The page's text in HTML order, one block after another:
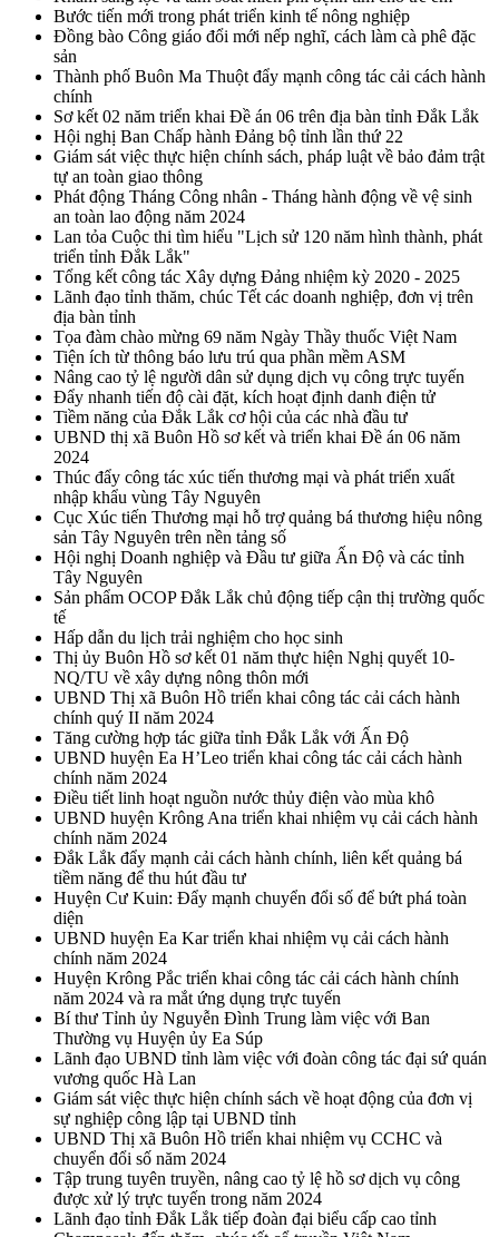
Bước tiến mới trong phát triển kinh tế nông nghiệp
Đồng bào Công giáo đổi mới nếp nghĩ, cách làm cà phê đặc
sản
Thành phố Buôn Ma Thuột đẩy mạnh công tác cải cách hành
chính
Sơ kết 02 năm triển khai Đề án 06 trên địa bàn tỉnh Đắk Lắk
Hội nghị Ban Chấp hành Đảng bộ tỉnh lần thứ 22
Giám sát việc thực hiện chính sách, pháp luật về bảo đảm trật
tự an toàn giao thông
Phát động Tháng Công nhân - Tháng hành động về vệ sinh
an toàn lao động năm 2024
Lan tỏa Cuộc thi tìm hiểu "Lịch sử 120 năm hình thành, phát
triển tỉnh Đắk Lắk"
Tổng kết công tác Xây dựng Đảng nhiệm kỳ 2020 - 2025
Lãnh đạo tỉnh thăm, chúc Tết các doanh nghiệp, đơn vị trên
địa bàn tỉnh
Tọa đàm chào mừng 69 năm Ngày Thầy thuốc Việt Nam
Tiện ích từ thông báo lưu trú qua phần mềm ASM
Nâng cao tỷ lệ người dân sử dụng dịch vụ công trực tuyến
Đẩy nhanh tiến độ cài đặt, kích hoạt định danh điện tử
Tiềm năng của Đắk Lắk cơ hội của các nhà đầu tư
UBND thị xã Buôn Hồ sơ kết và triển khai Đề án 06 năm
2024
Thúc đẩy công tác xúc tiến thương mại và phát triển xuất
nhập khẩu vùng Tây Nguyên
Cục Xúc tiến Thương mại hỗ trợ quảng bá thương hiệu nông
sản Tây Nguyên trên nền tảng số
Hội nghị Doanh nghiệp và Đầu tư giữa Ấn Độ và các tỉnh
Tây Nguyên
Sản phẩm OCOP Đắk Lắk chủ động tiếp cận thị trường quốc
tế
Hấp dẫn du lịch trải nghiệm cho học sinh
Thị ủy Buôn Hồ sơ kết 01 năm thực hiện Nghị quyết 10-
NQ/TU về xây dựng nông thôn mới
UBND Thị xã Buôn Hồ triển khai công tác cải cách hành
chính quý II năm 2024
Tăng cường hợp tác giữa tỉnh Đắk Lắk với Ấn Độ
UBND huyện Ea H’Leo triển khai công tác cải cách hành
chính năm 2024
Điều tiết linh hoạt nguồn nước thủy điện vào mùa khô
UBND huyện Krông Ana triển khai nhiệm vụ cải cách hành
chính năm 2024
Đắk Lắk đẩy mạnh cải cách hành chính, liên kết quảng bá
tiềm năng để thu hút đầu tư
Huyện Cư Kuin: Đẩy mạnh chuyển đổi số để bứt phá toàn
diện
UBND huyện Ea Kar triển khai nhiệm vụ cải cách hành
chính năm 2024
Huyện Krông Pắc triển khai công tác cải cách hành chính
năm 2024 và ra mắt ứng dụng trực tuyến
Bí thư Tỉnh ủy Nguyễn Đình Trung làm việc với Ban
Thường vụ Huyện ủy Ea Súp
Lãnh đạo UBND tỉnh làm việc với đoàn công tác đại sứ quán
vương quốc Hà Lan
Giám sát việc thực hiện chính sách về hoạt động của đơn vị
sự nghiệp công lập tại UBND tỉnh
UBND Thị xã Buôn Hồ triển khai nhiệm vụ CCHC và
chuyển đổi số năm 2024
Tập trung tuyên truyền, nâng cao tỷ lệ hồ sơ dịch vụ công
được xử lý trực tuyến trong năm 2024
Lãnh đạo tỉnh Đắk Lắk tiếp đoàn đại biểu cấp cao tỉnh